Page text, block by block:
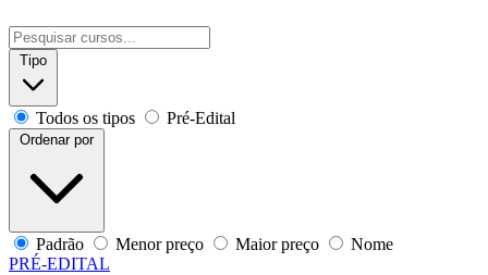
Tipo
Todos os tipos Pré-Edital
Ordenar por
Padrão Menor preço Maior preço
Nome
PRÉ-EDITAL